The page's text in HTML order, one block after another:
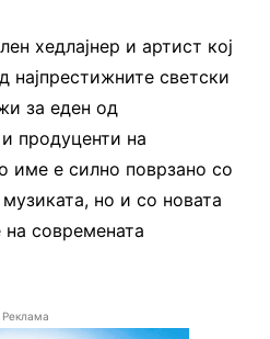
хедлајнер и артист кој
најпрестижните светски
за еден од
и продуценти на
име е силно поврзано со
но и со новата
на современата
Реклама